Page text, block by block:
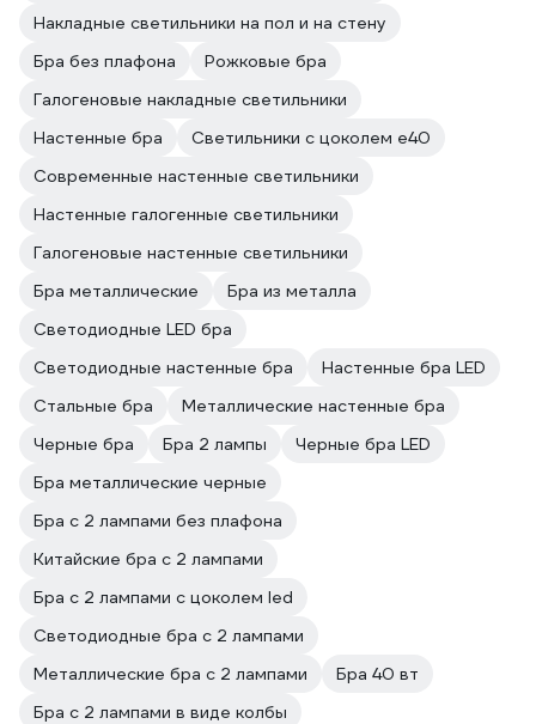
Накладные светильники на пол и на стену
Бра без плафона
Рожковые бра
Галогеновые накладные светильники
Настенные бра
Светильники с цоколем e40
Современные настенные светильники
Настенные галогенные светильники
Галогеновые настенные светильники
Бра металлические
Бра из металла
Светодиодные LED бра
Светодиодные настенные бра
Настенные бра LED
Стальные бра
Металлические настенные бра
Черные бра
Бра 2 лампы
Черные бра LED
Бра металлические черные
Бра с 2 лампами без плафона
Китайские бра с 2 лампами
Бра с 2 лампами с цоколем led
Светодиодные бра с 2 лампами
Металлические бра с 2 лампами
Бра 40 вт
Бра с 2 лампами в виде колбы